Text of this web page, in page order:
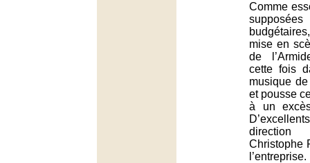
Comme
mise en
de
cette fois
musique
et pousse
à un excès
Christophe
l’entreprise.